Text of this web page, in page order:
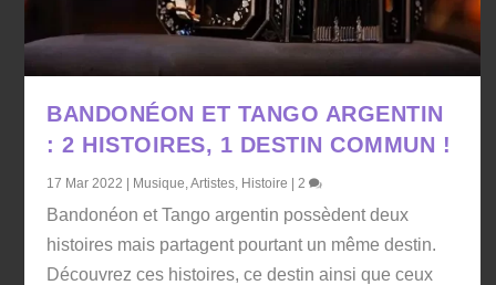
BANDONÉON ET TANGO ARGENTIN
: 2 HISTOIRES, 1 DESTIN COMMUN !
17 Mar 2022 | Musique ,Artistes Histoire | 2
Bandonéon et Tango argentin possèdent deux
histoires mais partagent pourtant un même destin.
Découvrez ces histoires, ce destin ainsi que ceux